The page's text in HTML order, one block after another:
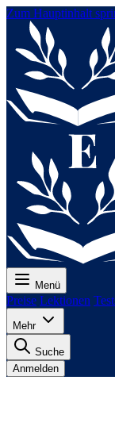
Zum Hauptinhalt
Menü
Preise Lektionen
Mehr
Suche
Anmelden